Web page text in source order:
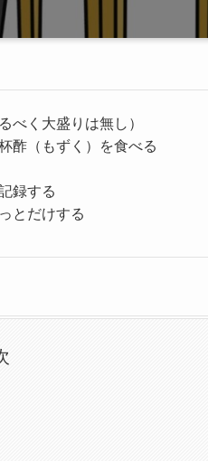
べく大盛りは無し）
酢（もずく）を食べる
録する
とだけする